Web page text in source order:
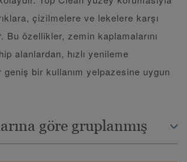
çizilmelere ve lekelere karşı
Bu özellikler, zemin kaplamalarını
alanlardan, hızlı yenileme
geniş bir kullanım yelpazesine uygun
göre gruplanmış